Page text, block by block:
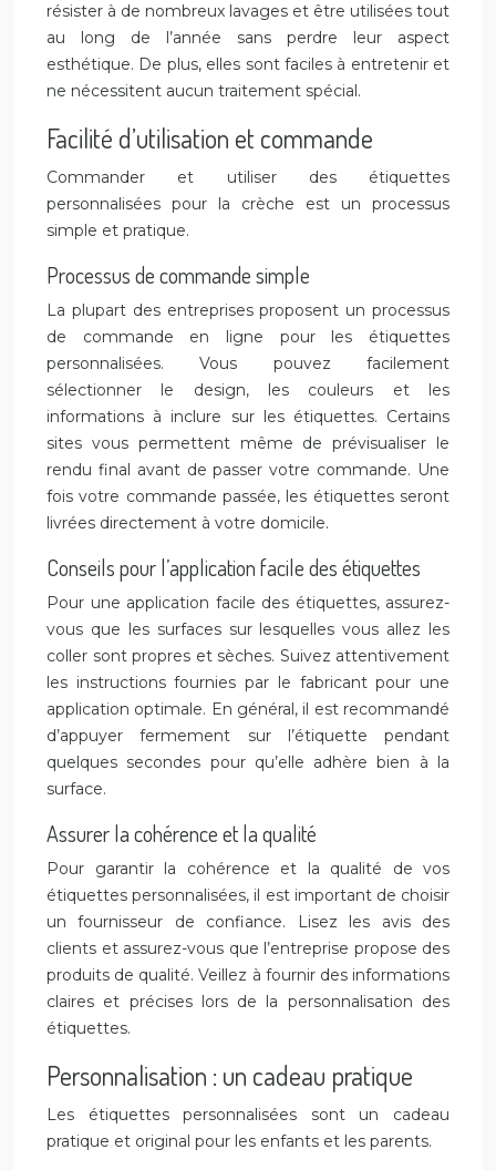
résister à de nombreux lavages et être utilisées tout
au long de l’année sans perdre leur aspect
esthétique. De plus, elles sont faciles à entretenir et
ne nécessitent aucun traitement spécial.
Facilité d’utilisation et commande
Commander et utiliser des étiquettes
personnalisées pour la crèche est un processus
simple et pratique.
Processus de commande simple
La plupart des entreprises proposent un processus
de commande en ligne pour les étiquettes
personnalisées. Vous pouvez facilement
sélectionner le design, les couleurs et les
informations à inclure sur les étiquettes. Certains
sites vous permettent même de prévisualiser le
rendu final avant de passer votre commande. Une
fois votre commande passée, les étiquettes seront
livrées directement à votre domicile.
Conseils pour l’application facile des étiquettes
Pour une application facile des étiquettes, assurez-
vous que les surfaces sur lesquelles vous allez les
coller sont propres et sèches. Suivez attentivement
les instructions fournies par le fabricant pour une
application optimale. En général, il est recommandé
d’appuyer fermement sur l’étiquette pendant
quelques secondes pour qu’elle adhère bien à la
surface.
Assurer la cohérence et la qualité
Pour garantir la cohérence et la qualité de vos
étiquettes personnalisées, il est important de choisir
un fournisseur de confiance. Lisez les avis des
clients et assurez-vous que l’entreprise propose des
produits de qualité. Veillez à fournir des informations
claires et précises lors de la personnalisation des
étiquettes.
Personnalisation : un cadeau pratique
Les étiquettes personnalisées sont un cadeau
pratique et original pour les enfants et les parents.